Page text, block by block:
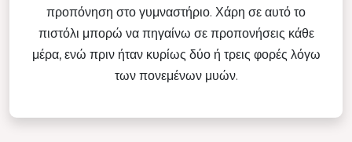
προπόνηση στο γυμναστήριο. Χάρη σε αυτό το
πιστόλι μπορώ να πηγαίνω σε προπονήσεις κάθε
μέρα, ενώ πριν ήταν κυρίως δύο ή τρεις φορές λόγω
των πονεμένων μυών.